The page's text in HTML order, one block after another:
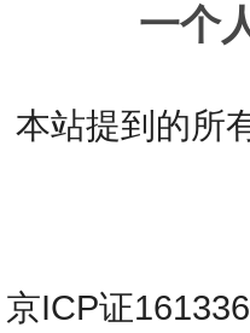
一个
本站提到的所
京ICP证